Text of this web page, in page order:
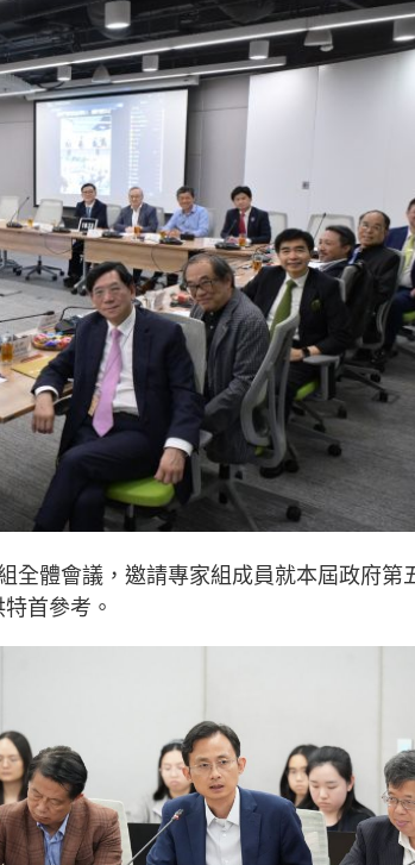
全體會議，邀請專家組成員就本屆政府第
首參考。